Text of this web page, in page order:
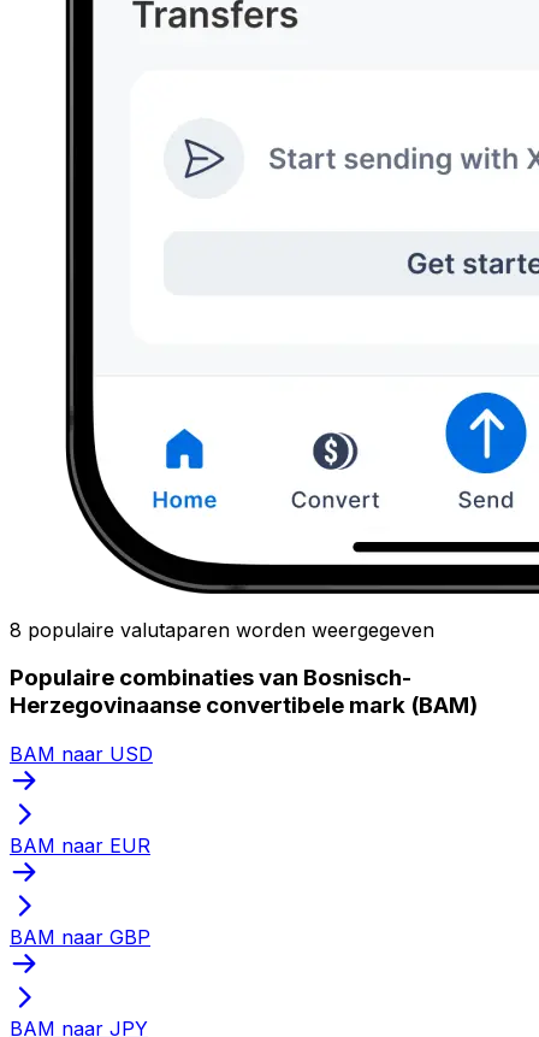
8 populaire valutaparen worden weergegeven
Populaire combinaties van Bosnisch-
Herzegovinaanse convertibele mark (BAM)
BAM naar USD
BAM naar EUR
BAM naar GBP
BAM naar JPY